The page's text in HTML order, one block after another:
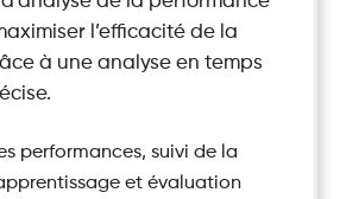
l’efficacité de la
à une analyse en temps
performances, suivi de la
et évaluation